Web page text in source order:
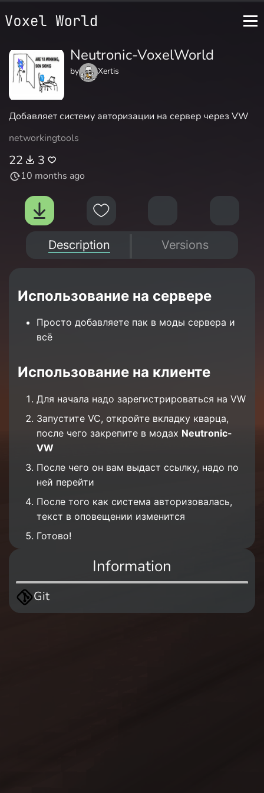
Neutronic-VoxelWorld
by Xertis
Добавляет систему авторизации на сервер через VW
networkingtools
22 3
10 months ago
Description Versions
Использование на сервере
Просто добавляете пак в моды сервера и
всё
Использование на клиенте
Для начала надо зарегистрироваться на VW
Запустите VC, откройте вкладку кварца,
после чего закрепите в модах Neutronic-
VW
После чего он вам выдаст ссылку, надо по
ней перейти
После того как система авторизовалась,
текст в оповещении изменится
Готово!
Information
Git